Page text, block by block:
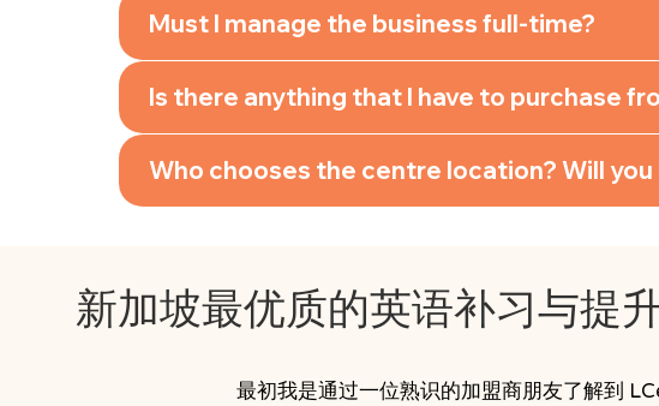
Must I manage the business full-time?
Is there anything that I have to purchase
Who chooses the centre location? Will
新加坡最优质的英语补习与提
最初我是通过一位熟识的加盟商朋友了解到